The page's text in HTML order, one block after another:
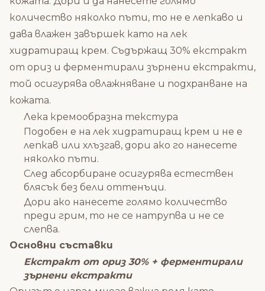
количество няколко пъти, то не е лепкаво и
дава влажен завършек като на лек
хидратиращ крем. Съдържащ 30% екстракт
от ориз и ферментирали зърнени екстракти,
той осигурява овлажняване и подхранване на
кожата.
Лека кремообразна текстура
Подобен е на лек хидратиращ крем и не е
лепкав или хлъзгав, дори ако го нанесете
няколко пъти.
След абсорбиране осигурява естествен
блясък без бели оттенъци.
Дори ако нанесете голямо количество
преди грим, то не се натрупва и не се
слепва.
Основни съставки
Екстракт от ориз 30% + ферментирали
зърнени екстракти